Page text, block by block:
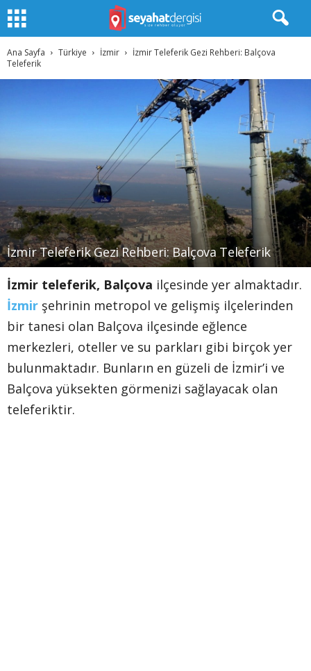
Ana Sayfa Türkiye İzmir
İzmir Teleferik Gezi Rehberi: Balçova
Teleferik
İzmir Teleferik Gezi Rehberi: Balçova Teleferik
İzmir teleferik, Balçova ilçesinde yer almaktadır.
İzmir şehrinin metropol ve gelişmiş ilçelerinden
bir tanesi olan Balçova ilçesinde eğlence
merkezleri, oteller ve su parkları gibi birçok yer
bulunmaktadır. Bunların en güzeli de İzmir’i ve
Balçova yüksekten görmenizi sağlayacak olan
teleferiktir.